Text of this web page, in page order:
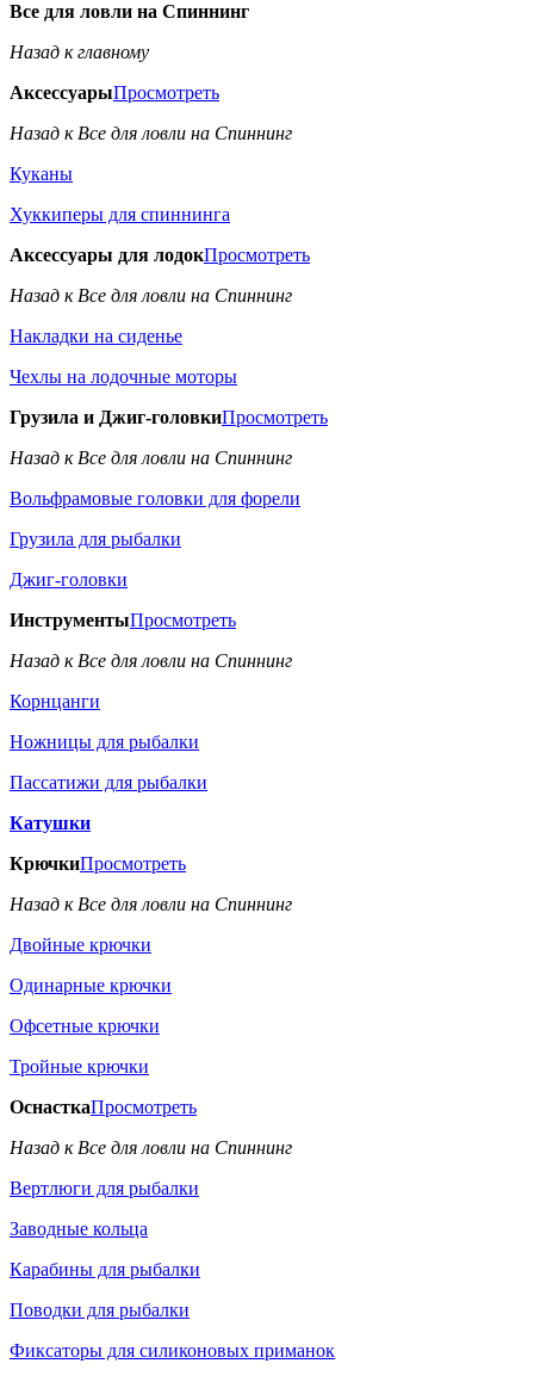
Все для ловли на Спиннинг
Назад к главному
АксессуарыПросмотреть
Назад к Все для ловли на Спиннинг
Куканы
Хуккиперы для спиннинга
Аксессуары для лодокПросмотреть
Назад к Все для ловли на Спиннинг
Накладки на сиденье
Чехлы на лодочные моторы
Грузила и Джиг-головкиПросмотреть
Назад к Все для ловли на Спиннинг
Вольфрамовые головки для форели
Грузила для рыбалки
Джиг-головки
ИнструментыПросмотреть
Назад к Все для ловли на Спиннинг
Корнцанги
Ножницы для рыбалки
Пассатижи для рыбалки
Катушки
КрючкиПросмотреть
Назад к Все для ловли на Спиннинг
Двойные крючки
Одинарные крючки
Офсетные крючки
Тройные крючки
ОснасткаПросмотреть
Назад к Все для ловли на Спиннинг
Вертлюги для рыбалки
Заводные кольца
Карабины для рыбалки
Поводки для рыбалки
Фиксаторы для силиконовых приманок